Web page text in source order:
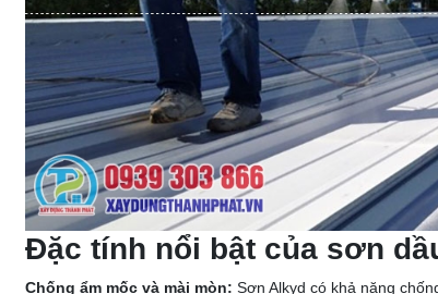
Đặc tính nổi bật của sơn
Chống ẩm mốc và mài mòn: Sơn Alkyd có khả năng